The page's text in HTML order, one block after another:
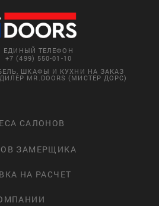
ЕДИНЫЙ ТЕЛЕФОН
+7 (499) 550-01-10
ШКАФЫ И КУХНИ НА ЗАКАЗ
MR.DOORS (МИСТЕР ДОРС)
САЛОНОВ
ЗАМЕРЩИКА
НА РАСЧЕТ